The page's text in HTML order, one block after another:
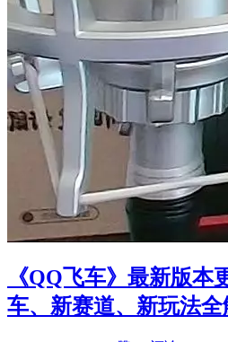
《QQ飞车》最新版本
车、新赛道、新玩法全